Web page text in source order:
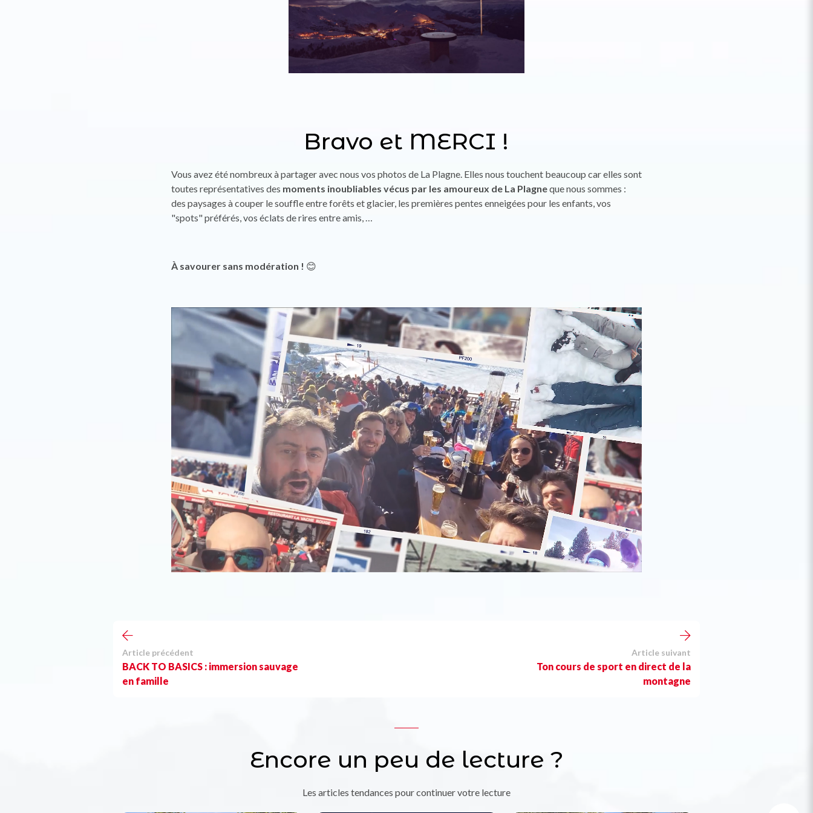
Bravo et MERCI !
Vous avez été nombreux à partager avec nous vos photos de La Plagne. Elles nous touchent beaucoup car elles sont
toutes représentatives des moments inoubliables vécus par les amoureux de La Plagneque nous sommes :
des paysages à couper le souffle entre forêts et glacier, les premières pentes enneigées pour les enfants, vos
"spots" préférés, vos éclats de rires entre amis, …
À savourer sans modération ! 😊
Article précédent
BACK TO BASICS : immersion sauvage
en famille
Article suivant
Ton cours de sport en direct de la
montagne
Encore un peu de lecture ?
Les articles tendances pour continuer votre lecture